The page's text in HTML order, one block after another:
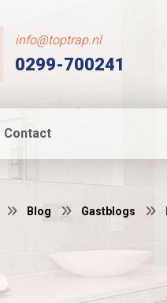
info@toptrap.nl
0299-700241
Contact
Blog Gastblogs